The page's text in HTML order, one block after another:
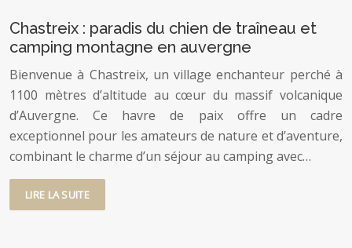
Chastreix : paradis du chien de traîneau et
camping montagne en auvergne
Bienvenue à Chastreix, un village enchanteur perché à
1100 mètres d’altitude au cœur du massif volcanique
d’Auvergne. Ce havre de paix offre un cadre
exceptionnel pour les amateurs de nature et d’aventure,
combinant le charme d’un séjour au camping avec…
LIRE LA SUITE